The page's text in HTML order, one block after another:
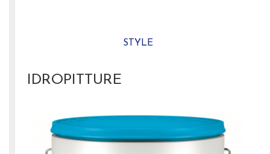
STYLE
IDROPITTURE